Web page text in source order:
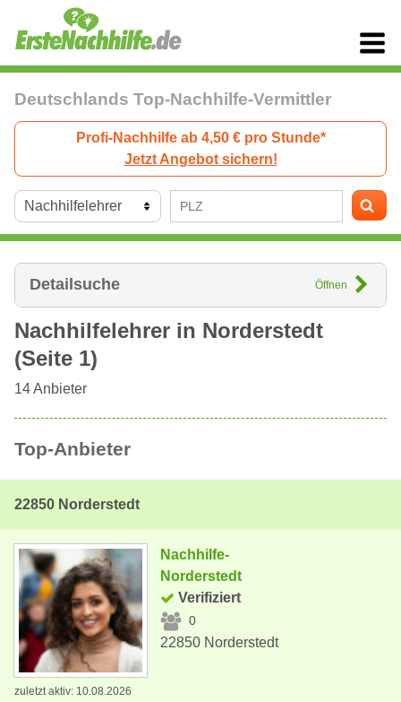
Deutschlands Top-Nachhilfe-Vermittler
Profi-Nachhilfe ab 4,50 € pro Stunde*
Jetzt Angebot sichern!
Detailsuche Öffnen
Nachhilfelehrer in Norderstedt
(Seite 1)
14Anbieter
Top-Anbieter
22850 Norderstedt
Nachhilfe-
Norderstedt
Verifiziert
0
22850 Norderstedt
zuletzt aktiv: 10.08.2026